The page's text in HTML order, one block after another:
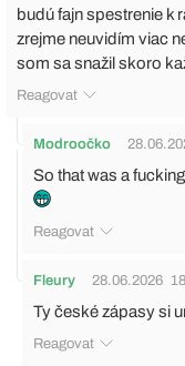
budú fajn spestrenie k
zrejme neuvidím viac
som sa snažil skoro
Reagovat
Modroočko
So that was a
Reagovat
Fleury 28.06.2026
Ty české zápasy si
Reagovat